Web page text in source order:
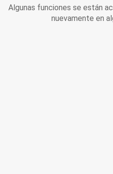
Algunas funciones se están
nuevamente en